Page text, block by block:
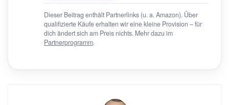
Dieser Beitrag enthält Partnerlinks (u. a. Amazon). Über
qualifizierte Käufe erhalten wir eine kleine Provision – für
dich ändert sich am Preis nichts. Mehr dazu im
Partnerprogramm.